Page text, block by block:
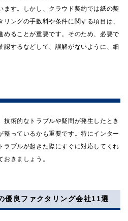
ます。しかし、クラウド契約では紙の契
ングの手数料や条件に関する項目は、
めることが重要です。そのため、必要で
認するなどして、誤解がないように、細
技術的なトラブルや疑問が発生したとき
整っているかも重要です。特にインター
ラブルが起きた際にすぐに対応してくれ
きましょう。
優良ファクタリング会社11選